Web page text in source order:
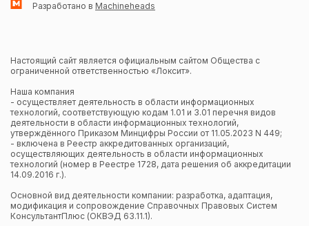
Разработано в Machineheads
Настоящий сайт является официальным сайтом Общества с
ограниченной ответственностью «Локсит».
Наша компания
- осуществляет деятельность в области информационных
технологий, соответствующую кодам 1.01 и 3.01 перечня видов
деятельности в области информационных технологий,
утверждённого Приказом Минцифры России от 11.05.2023 N 449;
- включена в Реестр аккредитованных организаций,
осуществляющих деятельность в области информационных
технологий (номер в Реестре 1728, дата решения об аккредитации
14.09.2016 г.).
Основной вид деятельности компании: разработка, адаптация,
модификация и сопровождение Справочных Правовых Систем
КонсультантПлюс (ОКВЭД 63.11.1).